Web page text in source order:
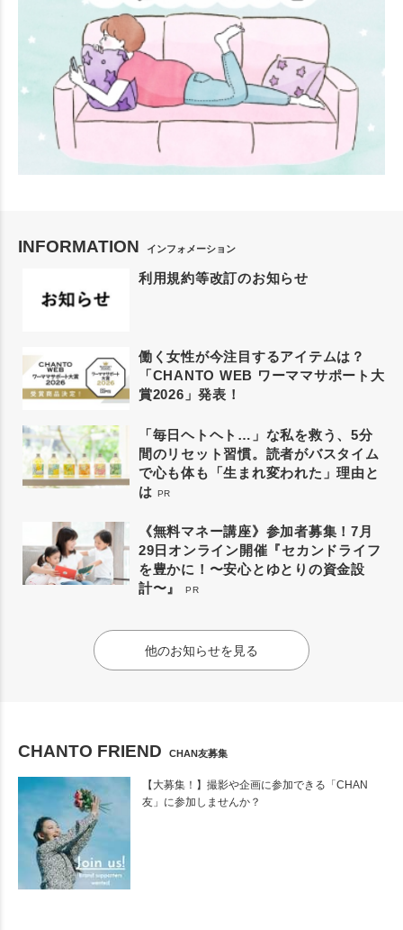
INFORMATION インフォメーション
利用規約等改訂のお知らせ
働く女性が今注目するアイテムは？
「CHANTO WEB ワーママサポート大
賞2026」発表！
「毎日ヘトヘト…」な私を救う、5分
間のリセット習慣。読者がバスタイム
で心も体も「生まれ変われた」理由と
は
PR
《無料マネー講座》参加者募集！7月
29日オンライン開催『セカンドライフ
を豊かに！〜安心とゆとりの資金設
計〜』
PR
他のお知らせを見る
CHANTO FRIEND CHAN友募集
【大募集！】撮影や企画に参加できる「CHAN
友」に参加しませんか？